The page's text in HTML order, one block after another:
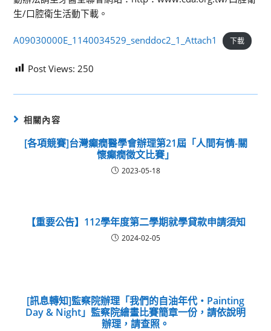
生/口腔衛生活動下載。
A09030000E_1140034529_senddoc2_1_Attach1 下載
Post Views: 250
相關內容
[各項競賽]台灣癲癇醫學會辦理第21屆「人間有情-關
懷癲癇徵文比賽」
2023-05-18
【重要公告】112學年度第二學期就學貸款申請須知
2024-02-05
[訊息轉知]監察院辦理「我們的自油年代‧Painting
Day & Night」監察院繪畫比賽簡章一份，請依說明
辦理，請查照。